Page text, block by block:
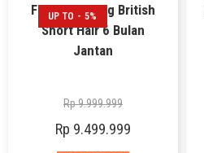
UP TO - 5%
Furry – Kucing British
Short Hair 6 Bulan
Jantan
Rp9.999.999
Rp 9.499.999